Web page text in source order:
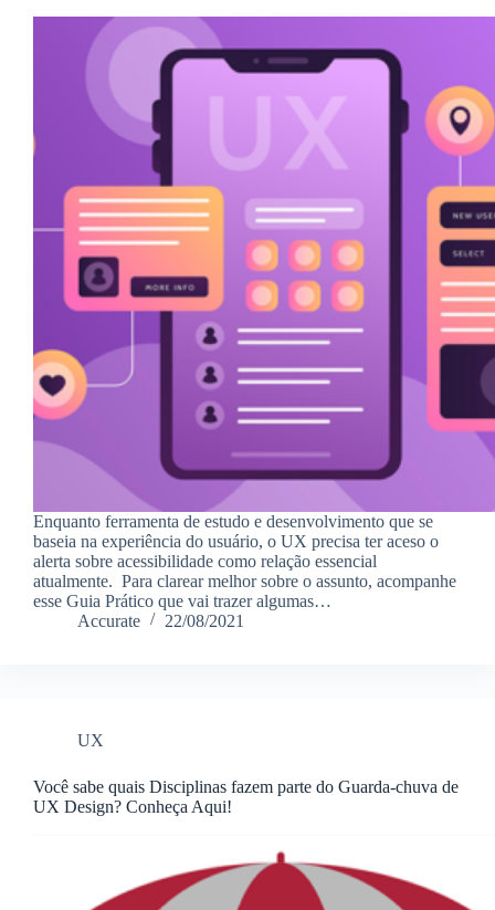
Enquanto ferramenta de estudo e desenvolvimento que se
baseia na experiência do usuário, o UX precisa ter aceso o
alerta sobre acessibilidade como relação essencial
atualmente. Para clarear melhor sobre o assunto, acompanhe
esse Guia Prático que vai trazer algumas…
Accurate
22/08/2021
UX
Você sabe quais Disciplinas fazem parte do Guarda-chuva de
UX Design? Conheça Aqui!